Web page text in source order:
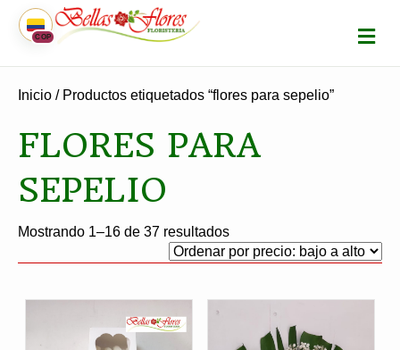
COP M
E
N
Inicio / Productos etiquetados “flores para sepelio”
FLORES PARA
SEPELIO
Mostrando 1–16 de 37 resultadosOrdenado
por